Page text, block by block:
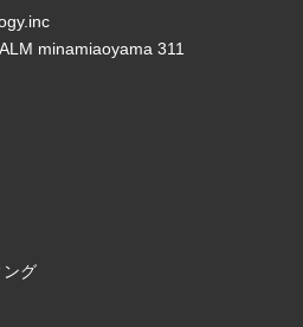
minamiaoyama 311
グ